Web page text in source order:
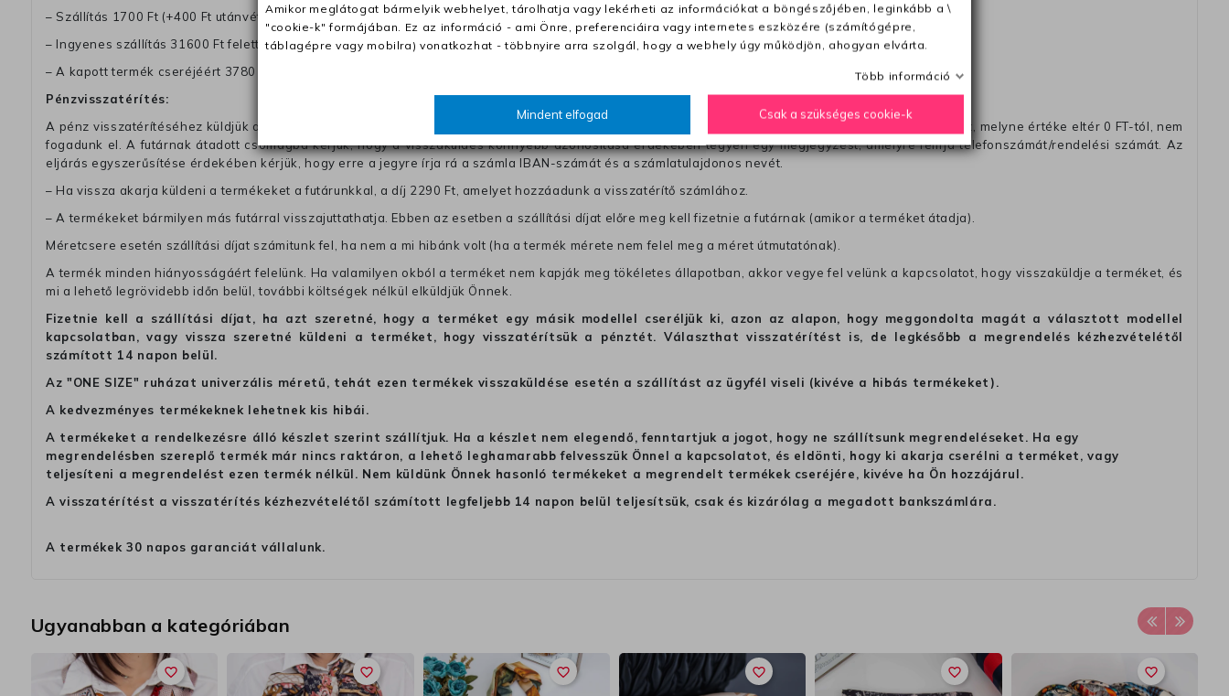
– Szállítás 1700 Ft (+400 Ft utánvéttel)
– Ingyenes szállítás 31600 Ft feletti megrendeléseknél (+400 Ft utánvétte)
– A kapott termék cseréjéért 3780 Ft szállítási díjat számolunk fel (oda -vissza út)
Pénzvisszatérítés:
A pénz visszatérítéséhez küldjük a futárt, hogy vegye át Öntől a terméket/termékeket, vagy más futárral is elküldheti. Olyan utávéttel küldött csomagot, melyne értéke eltér 0 FT-tól, nem
fogadunk el. A futárnak átadott csomagba kérjük, hogy a visszaküldés könnyebb azonosítása érdekében tegyen egy megjegyzést, amelyre felírja telefonszámát/rendelési számát. Az
eljárás egyszerűsítése érdekében kérjük, hogy erre a jegyre írja rá a számla IBAN-számát és a számlatulajdonos nevét.
– Ha vissza akarja küldeni a termékeket a futárunkkal, a díj 2290 Ft, amelyet hozzáadunk a visszatérítő számlához.
– A termékeket bármilyen más futárral visszajuttathatja. Ebben az esetben a szállítási díjat előre meg kell fizetnie a futárnak (amikor a terméket átadja).
Méretcsere esetén szállítási díjat számitunk fel, ha nem a mi hibánk volt (ha a termék mérete nem felel meg a méret útmutatónak).
A termék minden hiányosságáért felelünk. Ha valamilyen okból a terméket nem kapják meg tökéletes állapotban, akkor vegye fel velünk a kapcsolatot, hogy visszaküldje a terméket, és
mi a lehető legrövidebb időn belül, további költségek nélkül elküldjük Önnek.
Fizetnie kell a szállítási díjat, ha azt szeretné, hogy a terméket egy másik modellel cseréljük ki, azon az alapon, hogy meggondolta magát a választott modellel
kapcsolatban, vagy vissza szeretné küldeni a terméket, hogy visszatérítsük a pénztét. Választhat visszatérítést is, de legkésőbb a megrendelés kézhezvételétől
számított 14 napon belül.
Az "ONE SIZE" ruházat univerzális méretű, tehát ezen termékek visszaküldése esetén a szállítást az ügyfél viseli (kivéve a hibás termékeket).
A kedvezményes termékeknek lehetnek kis hibái.
A termékeket a rendelkezésre álló készlet szerint szállítjuk. Ha a készlet nem elegendő, fenntartjuk a jogot, hogy ne szállítsunk megrendeléseket. Ha egy
megrendelésben szereplő termék már nincs raktáron, a lehető leghamarabb felvesszük Önnel a kapcsolatot, és eldönti, hogy ki akarja cserélni a terméket, vagy
teljesíteni a megrendelést ezen termék nélkül. Nem küldünk Önnek hasonló termékeket a megrendelt termékek cseréjére, kivéve ha Ön hozzájárul.
A visszatérítést a visszatérítés kézhezvételétől számított legfeljebb 14 napon belül teljesítsük, csak és kizárólag a megadott bankszámlára.
A termékek 30 napos garanciát vállalunk.
Ugyanabban a kategóriában
favorite_border favorite_border favorite_border favorite_border favorite_border favorite_border
Amikor meglátogat bármelyik webhelyet, tárolhatja vagy lekérheti az információkat a böngészőjében, leginkább a \
"cookie-k" formájában. Ez az információ - ami Önre, preferenciáira vagy internetes eszközére (számítógépre,
táblagépre vagy mobilra) vonatkozhat - többnyire arra szolgál, hogy a webhely úgy működjön, ahogyan elvárta.
Több információ
Mindent elfogad Csak a szükséges cookie-k